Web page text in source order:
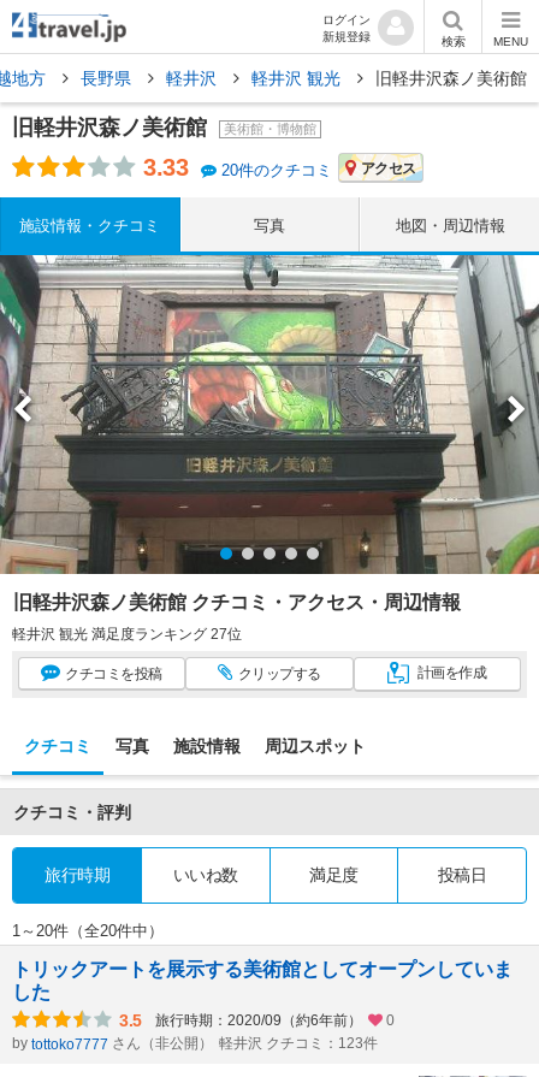
ログイン
新規登録
検索 MENU
地方 長野県 軽井沢 軽井沢 観光 旧軽井沢森ノ美術館
旧軽井沢森ノ美術館 美術館・博物館
3.33 20件のクチコミ アクセス
施設情報・クチコミ 写真 地図・周辺情報
旧軽井沢森ノ美術館 クチコミ・アクセス・周辺情報
軽井沢 観光 満足度ランキング 27位
クチコミ を投稿 クリップする 計画を作成
クチコミ 写真 施設情報 周辺スポット
クチコミ・評判
旅行時期 いいね数 満足度 投稿日
1～20件（全20件中）
トリックアートを展示する美術館としてオープンしていま
した
3.5 旅行時期：2020/09（約6年前）
0
by tottoko7777 さん（非公開） 軽井沢 クチコミ：123件